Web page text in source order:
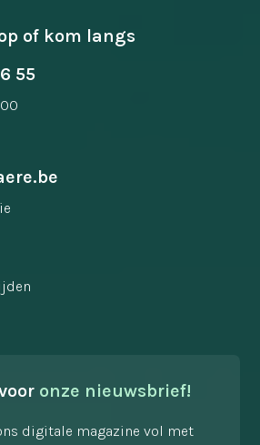
of kom langs
55
onze nieuwsbrief!
digitale magazine vol met